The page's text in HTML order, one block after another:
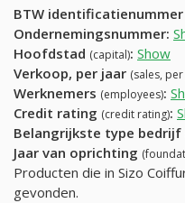
BTW
Ondernemingsnummer:
Hoofdstad (capital): Show
Verkoop, per jaar (sales,
Werknemers (employees):
Credit rating (credit rating):
Belangrijkste type bedrijf
Jaar van oprichting
Producten die in Sizo
gevonden.